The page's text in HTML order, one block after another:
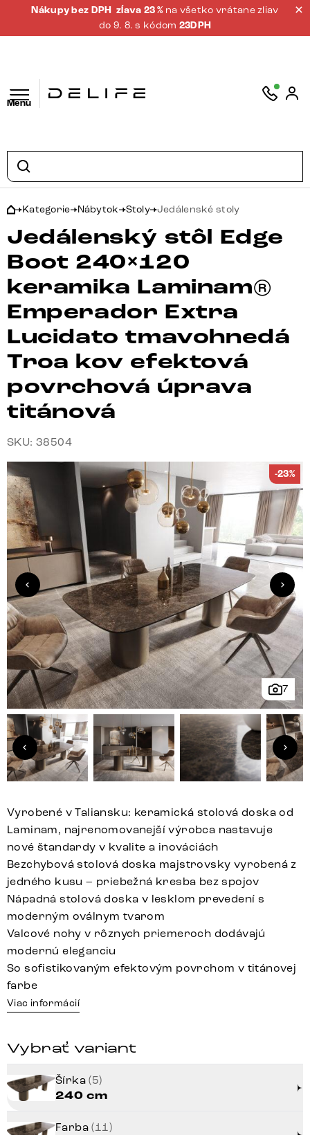
Nákupy bez DPH zĺava 23 % na všetko vrátane zliav
do 9. 8. s kódom 23DPH
Menu
Kategorie Nábytok Stoly Jedálenské stoly
Jedálenský stôl Edge
Boot 240×120
keramika Laminam®
Emperador Extra
Lucidato tmavohnedá
Troa kov efektová
povrchová úprava
titánová
SKU: 38504
7
-23%
Vyrobené v Taliansku: keramická stolová doska od
Laminam, najrenomovanejší výrobca nastavuje
nové štandardy v kvalite a inováciách
Bezchybová stolová doska majstrovsky vyrobená z
jedného kusu – priebežná kresba bez spojov
Nápadná stolová doska v lesklom prevedení s
moderným oválnym tvarom
Valcové nohy v rôznych priemeroch dodávajú
modernú eleganciu
So sofistikovaným efektovým povrchom v titánovej
farbe
Viac informácií
Vybrať variant
Šírka(5)
240 cm
Farba(11)